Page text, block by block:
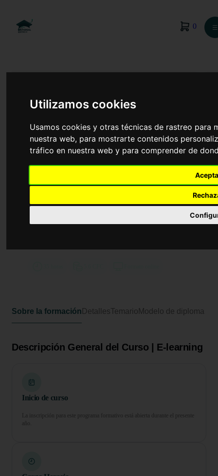
Utilizamos cookies
Usamos cookies y otras técnicas de rastreo para
nuestra web, para mostrarte contenidos
tráfico en nuestra web y para comprender de
0 ☰
Sobre la formación DetallesTemario Modelo de diploma
Descripción General del Curso | E-learning
Inicio de curso
La inscripción para este programa formativo está abierta durante el presente
año.